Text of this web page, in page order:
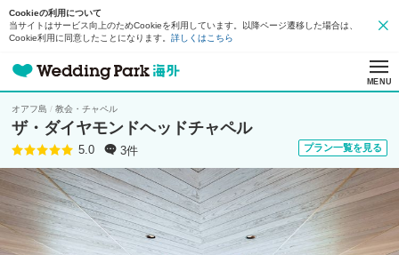
Cookieの利用について
当サイトはサービス向上のためCookieを利用しています。以降ページ遷移した場合は、
Cookie利用に同意したことになります。 詳しくはこちら
MENU
オアフ島 教会・チャペル
ザ・ダイヤモンドヘッドチャペル
5.0 3件 プラン一覧を見る